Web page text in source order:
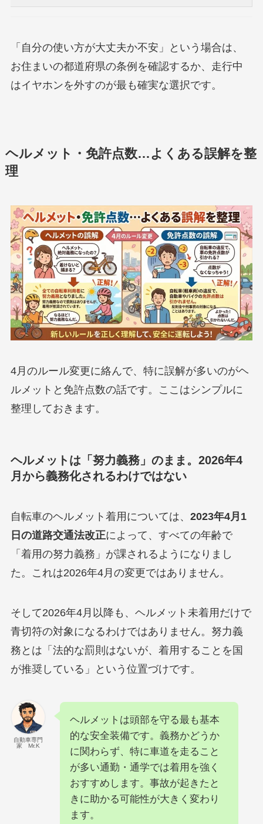
「自分の使い方が大丈夫か不安」という場合は、
お住まいの都道府県の条例を確認するか、走行中
はイヤホンを外すのが最も確実な選択です。
ヘルメット・免許点数…よくある誤解を整
理
4月のルール変更に絡んで、特に誤解が多いのがヘ
ルメットと免許点数の話です。ここはシンプルに
整理しておきます。
ヘルメットは「努力義務」のまま。2026年4
月から義務化されるわけではない
自転車のヘルメット着用については、 2023年4月1
日の道路交通法改正によって、すべての年齢で
「着用の努力義務」が課されるようになりまし
た。これは2026年4月の変更ではありません。
そして2026年4月以降も、ヘルメット未着用だけで
青切符の対象になるわけではありません。努力義
務とは「法的な罰則はないが、着用することを国
が推奨している」という位置づけです。
自動車専門
家 Mr.K
ヘルメットは頭部を守る最も基本
的な安全装備です。義務かどうか
に関わらず、特に車道を走ること
が多い通勤・通学では着用を強く
おすすめします。事故が起きたと
きに助かる可能性が大きく変わり
ます。